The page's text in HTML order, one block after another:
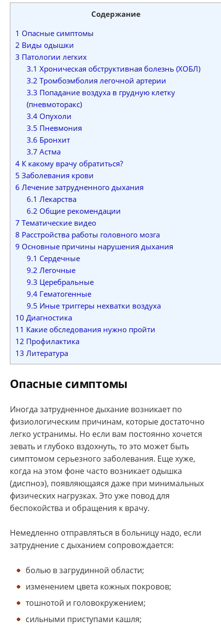
Содержание
1 Опасные симптомы
2 Виды одышки
3 Патологии легких
3.1 Хроническая обструктивная болезнь (ХОБЛ)
3.2 Тромбоэмболия легочной артерии
3.3 Попадание воздуха в грудную клетку
(пневмоторакс)
3.4Опухоли
3.5 Пневмония
3.6 Бронхит
3.7 Астма
4 К какому врачу обратиться?
5 Заболевания крови
6 Лечение затрудненного дыхания
6.1 Лекарства
6.2 Общие рекомендации
7 Тематические видео
8 Расстройства работы головного мозга
9 Основные причины нарушения дыхания
9.1 Сердечные
9.2 Легочные
9.3 Церебральные
9.4Гематогенные
9.5 Иные триггеры нехватки воздуха
10 Диагностика
11 Какие обследования нужно пройти
12 Профилактика
13 Литература
Опасные симптомы
Иногда затрудненное дыхание возникает по
физиологическим причинам, которые достаточно
легко устранимы. Но если вам постоянно хочется
зевать и глубоко вздохнуть, то это может быть
симптомом серьезного заболевания. Еще хуже,
когда на этом фоне часто возникает одышка
(диспноэ), появляющаяся даже при минимальных
физических нагрузках. Это уже повод для
беспокойства и обращения к врачу.
Немедленно отправляться в больницу надо, если
затруднение с дыханием сопровождается:
болью в загрудинной области;
изменением цвета кожных покровов;
тошнотой и головокружением;
сильными приступами кашля;